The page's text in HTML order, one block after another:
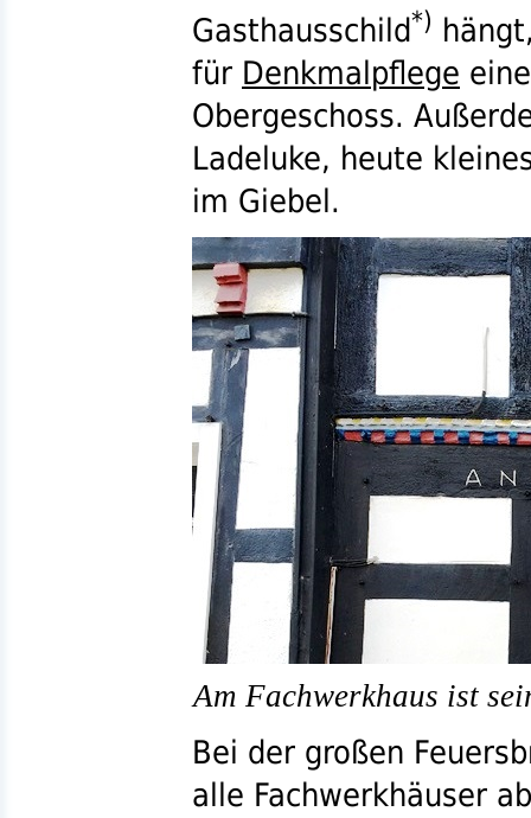
Gasthausschild*)
für Denkmalpflege
Obergeschoss.
Ladeluke, heute
im Giebel.
Am Fachwerkhaus ist
Bei der großen
alle Fachwerkhäuser